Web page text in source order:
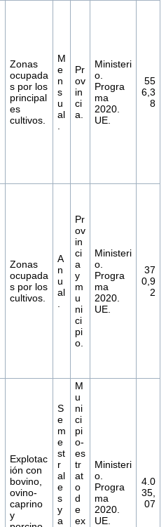
Zonas
ocupada
s por los
principal
es
cultivos.
M
e
n
s
u
al
Pr
ov
in
ci
a.
Ministeri
o.
Progra
ma
2020.
UE.
55
6,3
8
Zonas
ocupada
s por los
cultivos.
A
n
u
al
Pr
ov
in
ci
a
y
m
u
ni
ci
pi
o.
Ministeri
o.
Progra
ma
2020.
UE.
37
0,9
2
Explotac
ión con
bovino,
ovino-
caprino
y
S
e
m
e
st
r
al
e
s
y
a
M
u
ni
ci
pi
o-
es
tr
at
o
d
e
ex
Ministeri
o.
Progra
ma
2020.
UE.
4.0
35,
07